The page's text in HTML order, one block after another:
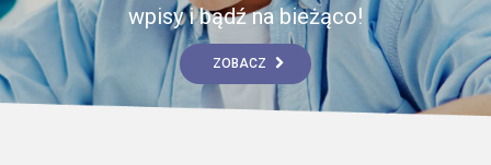
wpisy i bądź na bieżąco!
ZOBACZ